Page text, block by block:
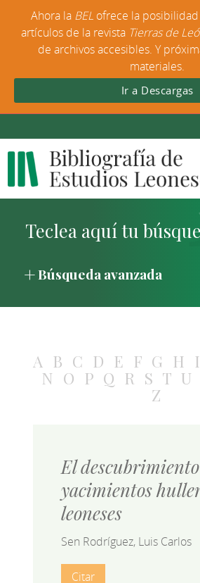
Búsqueda avanzada
A B C D E F G H I
N O P Q R S T U
Z
El
yacimientos
leoneses
Sen Rodríguez, Luis Carlos
Citar
Ahora la BEL ofrece la
artículos de la revista Tierras de
de archivos accesibles. Y
materiales.
Ir a Descargas